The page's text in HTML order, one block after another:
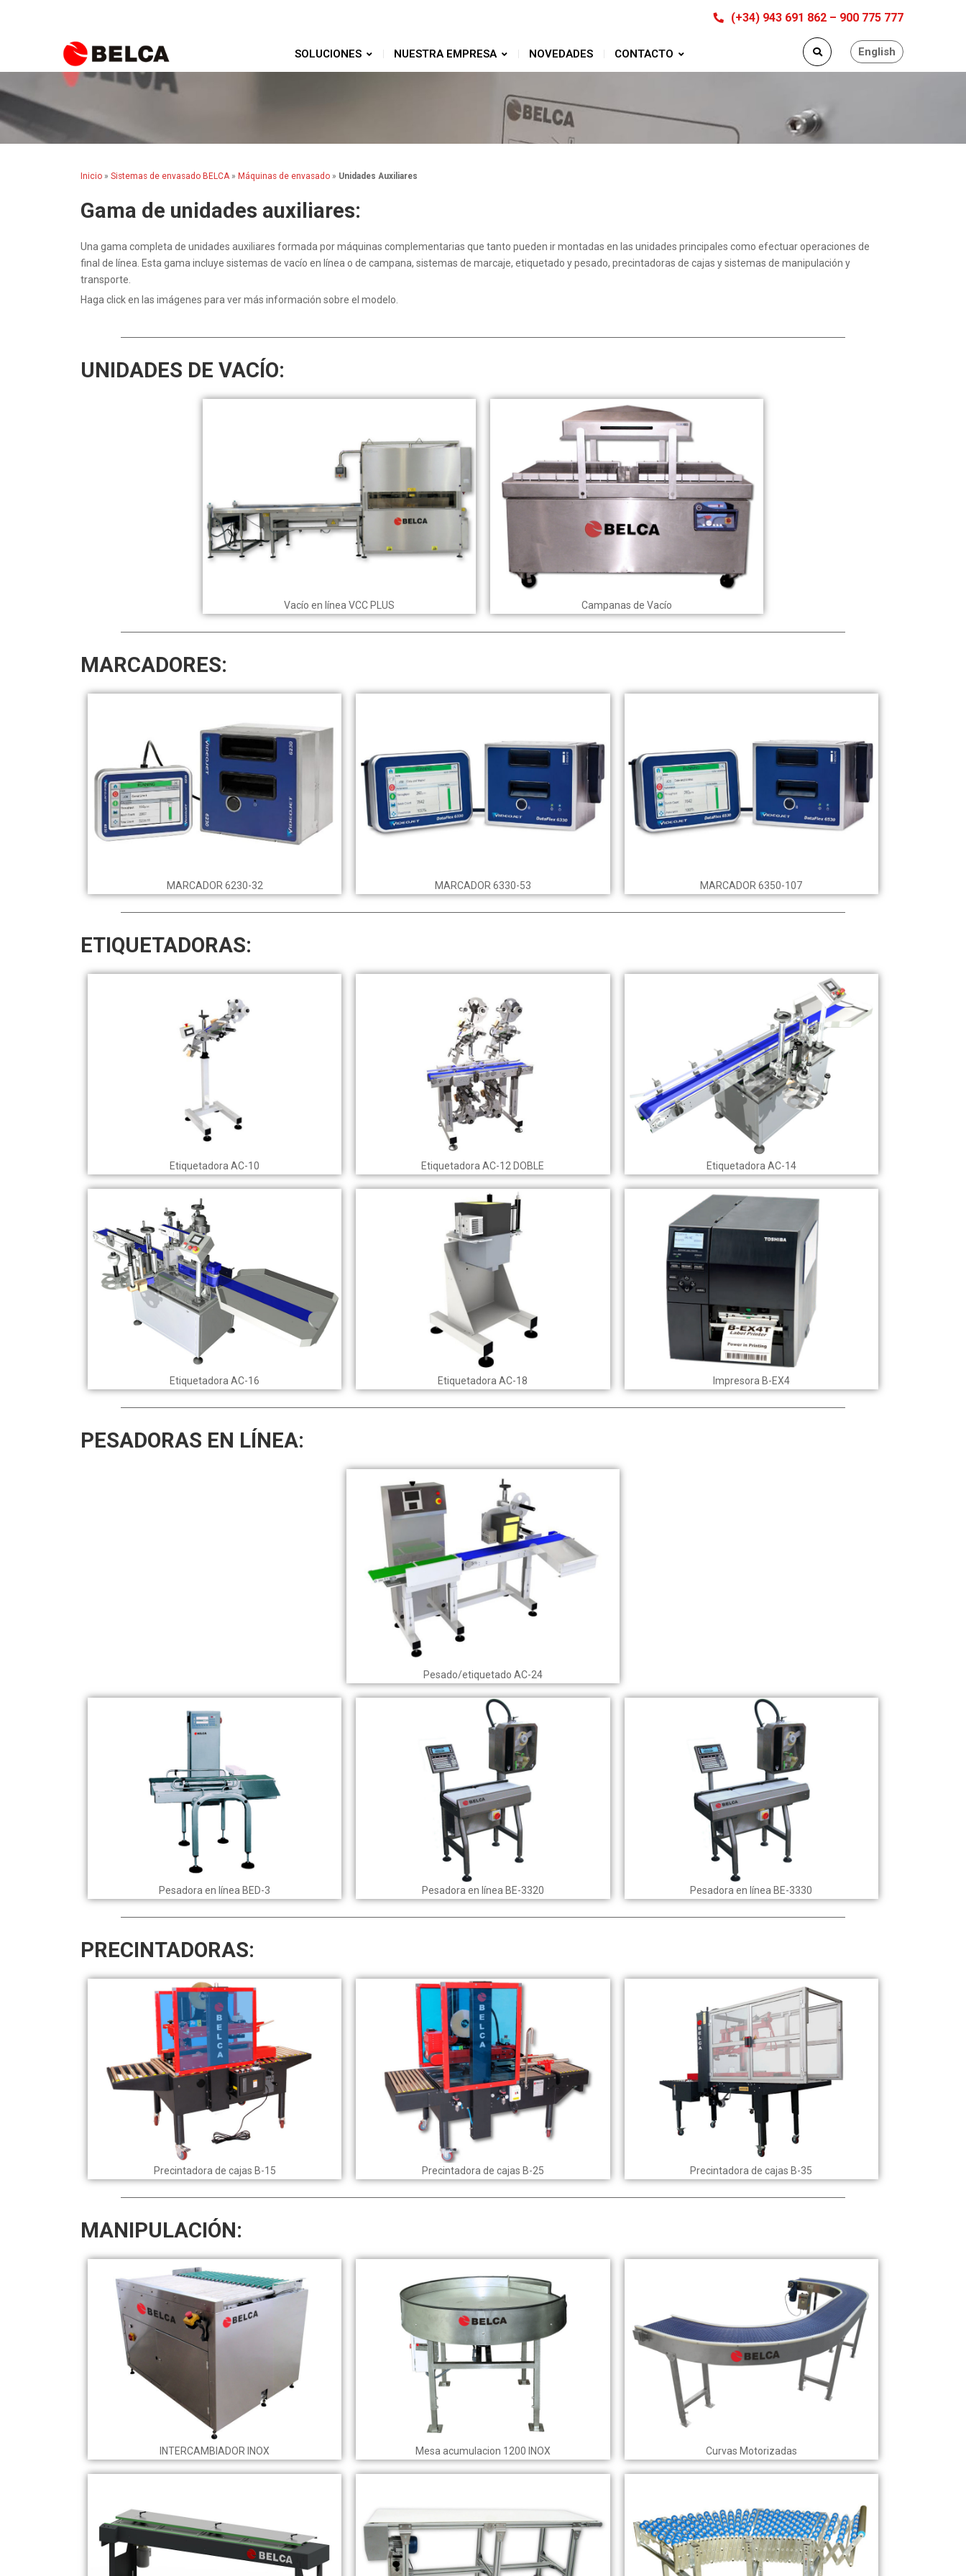
(+34) 943 691 862 – 900 775 777
English
SOLUCIONES NUESTRA EMPRESA NOVEDADES CONTACTO
Inicio » Sistemas de envasado BELCA» Máquinas de envasado » Unidades Auxiliares
Gama de unidades auxiliares:
Una gama completa de unidades auxiliares formada por máquinas complementarias que tanto pueden ir montadas en las unidades principales como efectuar operaciones de
final de línea. Esta gama incluye sistemas de vacío en línea o de campana, sistemas de marcaje, etiquetado y pesado, precintadoras de cajas y sistemas de manipulación y
transporte.
Haga click en las imágenes para ver más información sobre el modelo.
UNIDADES DE VACÍO:
Vacío en línea VCC PLUS Campanas de Vacío
MARCADORES:
MARCADOR 6230-32 MARCADOR 6330-53 MARCADOR 6350-107
ETIQUETADORAS:
Etiquetadora AC-10 Etiquetadora AC-12 DOBLE Etiquetadora AC-14
Etiquetadora AC-16 Etiquetadora AC-18 Impresora B-EX4
PESADORAS EN LÍNEA:
Pesado/etiquetado AC-24
Pesadora en línea BED-3 Pesadora en línea BE-3320 Pesadora en línea BE-3330
PRECINTADORAS:
Precintadora de cajas B-15 Precintadora de cajas B-25 Precintadora de cajas B-35
MANIPULACIÓN:
INTERCAMBIADOR INOX Mesa acumulacion 1200 INOX Curvas Motorizadas